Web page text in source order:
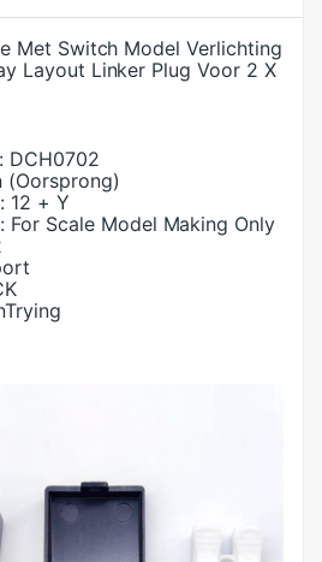
Met Switch Model Verlichting
Layout Linker Plug Voor 2 X
DCH0702
(Oorsprong)
12 + Y
For Scale Model Making Only